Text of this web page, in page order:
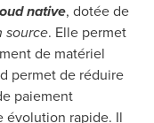
native, dotée de
source. Elle permet
de matériel
permet de réduire
paiement
évolution rapide. Il